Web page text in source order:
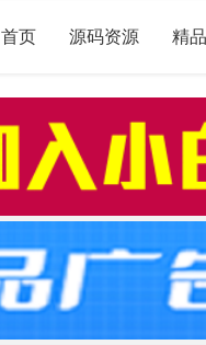
首页 源码资源 精